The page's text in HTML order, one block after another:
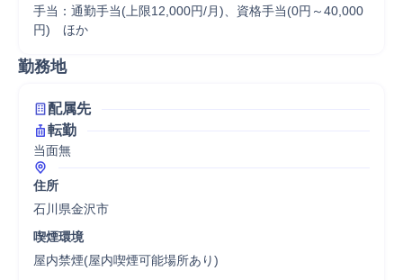
手当：通勤手当(上限12,000円/月)、資格手当(0円～40,000
円)　ほか
勤務地
配属先
転勤
当面無
住所
石川県金沢市
喫煙環境
屋内禁煙(屋内喫煙可能場所あり)